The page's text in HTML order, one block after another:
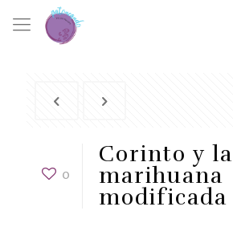
0
Corinto y la
marihuana
modificada